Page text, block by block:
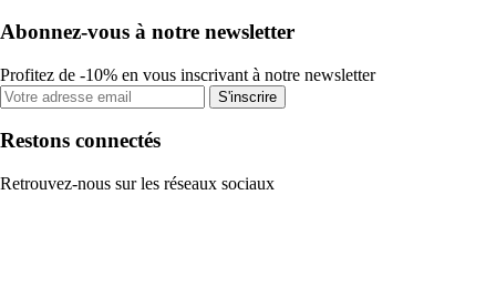
Abonnez-vous à notre newsletter
Profitez de -10% en vous inscrivant à notre newsletter
S'inscrire
Restons connectés
Retrouvez-nous sur les réseaux sociaux